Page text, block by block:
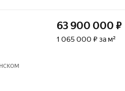
63 900 000 ₽
1 065 000 ₽ за м²